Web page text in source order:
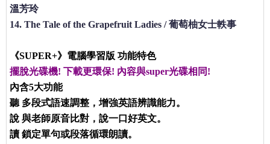
溫芳玲
14. The Tale of the Grapefruit Ladies / 葡萄柚女士軼事
《SUPER+》電腦學習版 功能特色
擺脫光碟機! 下載更環保! 內容與super光碟相同!
內含5大功能
聽多段式語速調整，增強英語辨識能力。
說 與老師原音比對，說一口好英文。
讀 鎖定單句或段落循環朗讀。